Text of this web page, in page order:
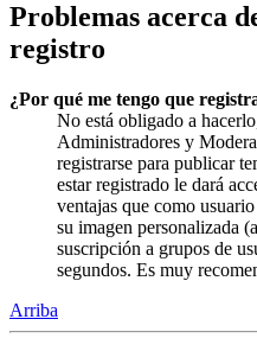
Problemas acerca
registro
¿Por qué me tengo que
No está obligado a
Administradores y
registrarse para publicar
estar registrado le dará
ventajas que como
su imagen personalizada
suscripción a grupos de
segundos. Es muy
Arriba